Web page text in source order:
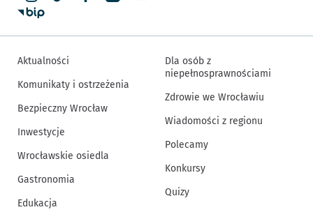
Aktualności
Komunikaty i ostrzeżenia
Bezpieczny Wrocław
Inwestycje
Wrocławskie osiedla
Gastronomia
Edukacja
Dla osób z
niepełnosprawnościami
Zdrowie we Wrocławiu
Wiadomości z regionu
Polecamy
Konkursy
Quizy